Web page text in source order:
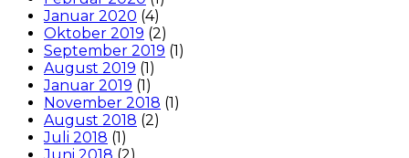
Januar 2020 (4)
Oktober 2019 (2)
September 2019 (1)
August 2019 (1)
Januar 2019 (1)
November 2018 (1)
August 2018 (2)
Juli 2018 (1)